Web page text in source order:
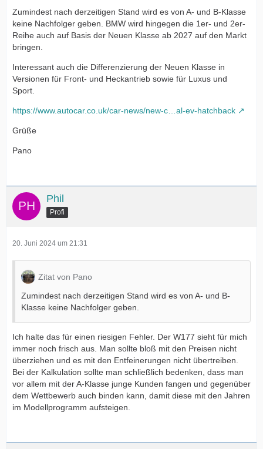
Zumindest nach derzeitigen Stand wird es von A- und B-Klasse
keine Nachfolger geben. BMW wird hingegen die 1er- und 2er-
Reihe auch auf Basis der Neuen Klasse ab 2027 auf den Markt
bringen.
Interessant auch die Differenzierung der Neuen Klasse in
Versionen für Front- und Heckantrieb sowie für Luxus und
Sport.
https://www.autocar.co.uk/car-news/new-c…al-ev-hatchback
Grüße
Pano
Phil
Profi
20. Juni 2024 um 21:31
Zitat von Pano
Zumindest nach derzeitigen Stand wird es von A- und B-
Klasse keine Nachfolger geben.
Ich halte das für einen riesigen Fehler. Der W177 sieht für mich
immer noch frisch aus. Man sollte bloß mit den Preisen nicht
überziehen und es mit den Entfeinerungen nicht übertreiben.
Bei der Kalkulation sollte man schließlich bedenken, dass man
vor allem mit der A-Klasse junge Kunden fangen und gegenüber
dem Wettbewerb auch binden kann, damit diese mit den Jahren
im Modellprogramm aufsteigen.